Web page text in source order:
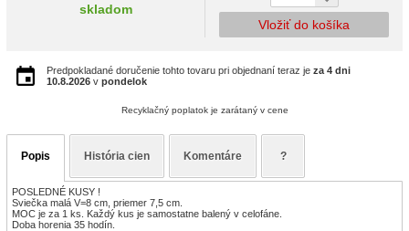
skladom
Vložiť do košíka
Predpokladané doručenie tohto tovaru pri objednaní teraz je za 4 dni
10.8.2026 v pondelok
Recyklačný poplatok je zarátaný v cene
Popis História cien Komentáre ?
POSLEDNÉ KUSY !
Sviečka malá V=8 cm, priemer 7,5 cm.
MOC je za 1 ks. Každý kus je samostatne balený v celofáne.
Doba horenia 35 hodín.